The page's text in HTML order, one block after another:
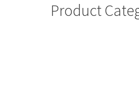
Product